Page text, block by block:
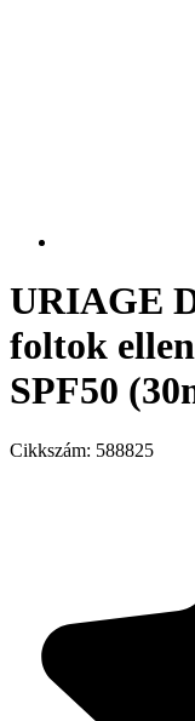
URIAGE
foltok
SPF50
Cikkszám: 588825